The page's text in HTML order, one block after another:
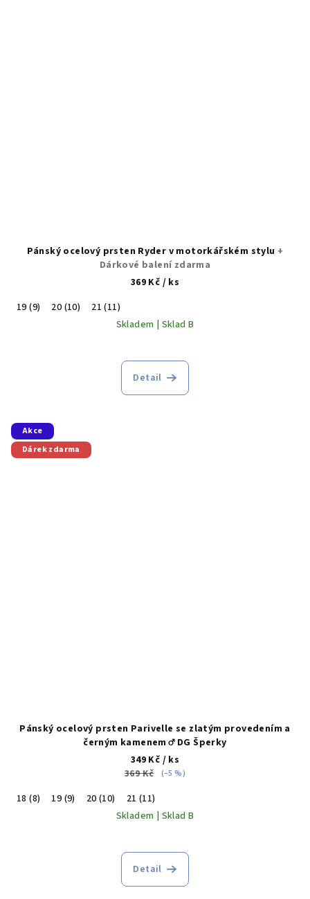
Pánský ocelový prsten Ryder v motorkářském stylu +
Dárkové balení zdarma
369 Kč / ks
19 (9)
20 (10)
21 (11)
Skladem | Sklad B
Detail
Akce
Dárek zdarma
Pánský ocelový prsten Parivelle se zlatým provedením a
černým kamenem ♂️ DG Šperky
349 Kč / ks
369 Kč
(–5 %)
18 (8) 19 (9) 20 (10)
21 (11)
Skladem | Sklad B
Detail